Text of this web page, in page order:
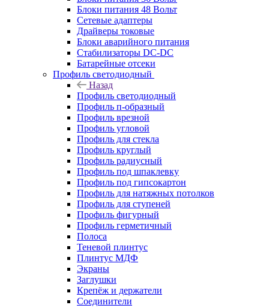
Блоки питания 48 Вольт
Сетевые адаптеры
Драйверы токовые
Блоки аварийного питания
Стабилизаторы DC-DC
Батарейные отсеки
Профиль светодиодный
Назад
Профиль светодиодный
Профиль п-образный
Профиль врезной
Профиль угловой
Профиль для стекла
Профиль круглый
Профиль радиусный
Профиль под шпаклевку
Профиль под гипсокартон
Профиль для натяжных потолков
Профиль для ступеней
Профиль фигурный
Профиль герметичный
Полоса
Теневой плинтус
Плинтус МДФ
Экраны
Заглушки
Крепёж и держатели
Соединители